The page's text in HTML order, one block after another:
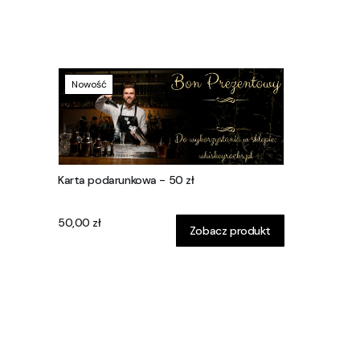
Nowość
Karta podarunkowa - 50 zł
Cena
50,00 zł
Zobacz produkt